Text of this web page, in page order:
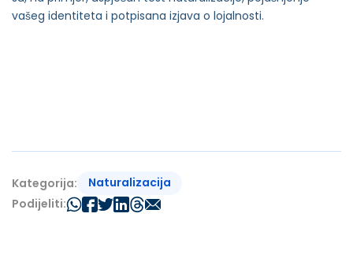
vašeg identiteta i potpisana izjava o lojalnosti.
Kategorija:
Naturalizacija
Podijeliti: